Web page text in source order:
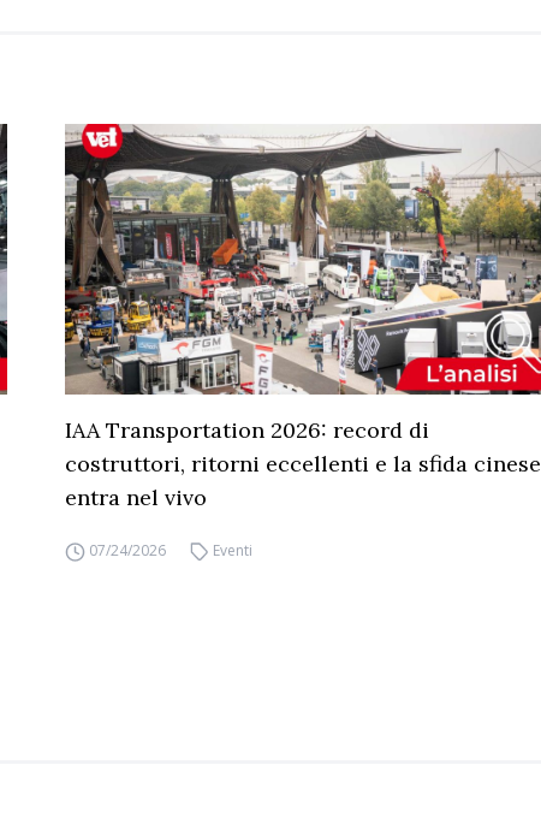
IAA Transportation 2026: record di
costruttori, ritorni eccellenti e la sfida cinese
entra nel vivo
07/24/2026 Eventi